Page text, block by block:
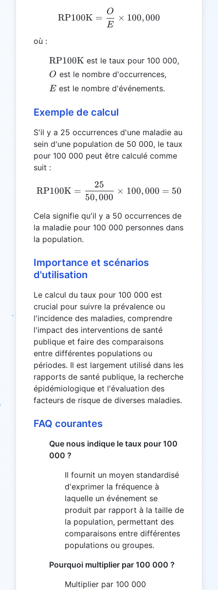
\text{RP100K} =
RP100K =
E
O
× 100,000
où :
\text{RP100K}
RP100K est le taux pour 100 000,
O
O est le nombre d'occurrences,
E
E est le nombre d'événements.
Exemple de calcul
S'il y a 25 occurrences d'une maladie au
sein d'une population de 50 000, le taux
pour 100 000 peut être calculé comme
suit :
\text{RP100K} =
RP100K =
50,000
25
× 100,000 = 50
Cela signifie qu'il y a 50 occurrences de
la maladie pour 100 000 personnes dans
la population.
Importance et scénarios
d'utilisation
Le calcul du taux pour 100 000 est
crucial pour suivre la prévalence ou
l'incidence des maladies, comprendre
l'impact des interventions de santé
publique et faire des comparaisons
entre différentes populations ou
périodes. Il est largement utilisé dans les
rapports de santé publique, la recherche
épidémiologique et l'évaluation des
facteurs de risque de diverses maladies.
FAQ courantes
Que nous indique le taux pour 100
000 ?
Il fournit un moyen standardisé
d'exprimer la fréquence à
laquelle un événement se
produit par rapport à la taille de
la population, permettant des
comparaisons entre différentes
populations ou groupes.
Pourquoi multiplier par 100 000 ?
Multiplier par 100 000